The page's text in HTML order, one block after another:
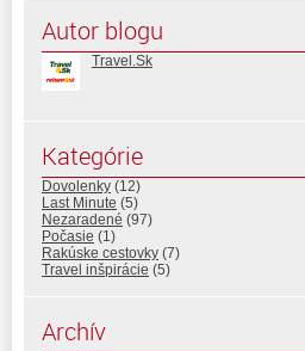
Autor blogu
Travel.Sk
Kategórie
Dovolenky (12)
Last Minute (5)
Nezaradené (97)
Počasie (1)
Rakúske cestovky (7)
Travel inšpirácie (5)
Archív